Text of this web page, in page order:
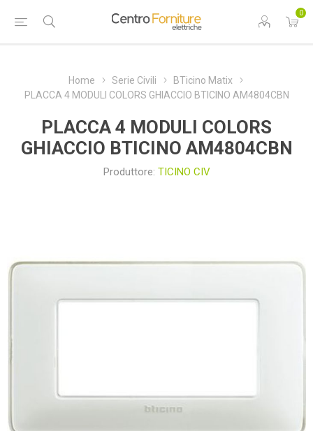
0
Home Serie Civili
BTicino Matix
PLACCA 4 MODULI COLORS GHIACCIO BTICINO AM4804CBN
PLACCA 4 MODULI COLORS
GHIACCIO BTICINO AM4804CBN
Produttore: TICINO CIV